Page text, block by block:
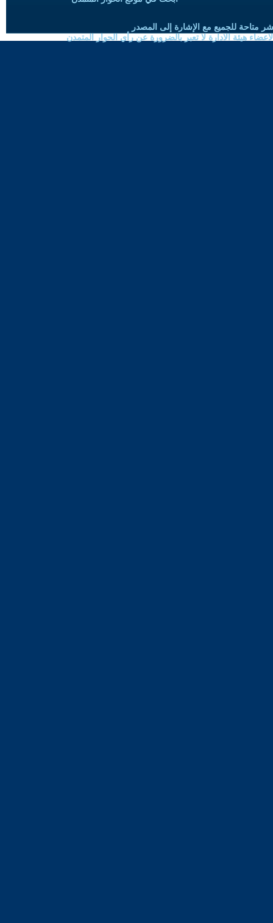
متاحة للجميع مع الإشارة إلى المصدر
هيئة الادارة لا تعبر بالضرورة عن رأي الحوار المتمدن